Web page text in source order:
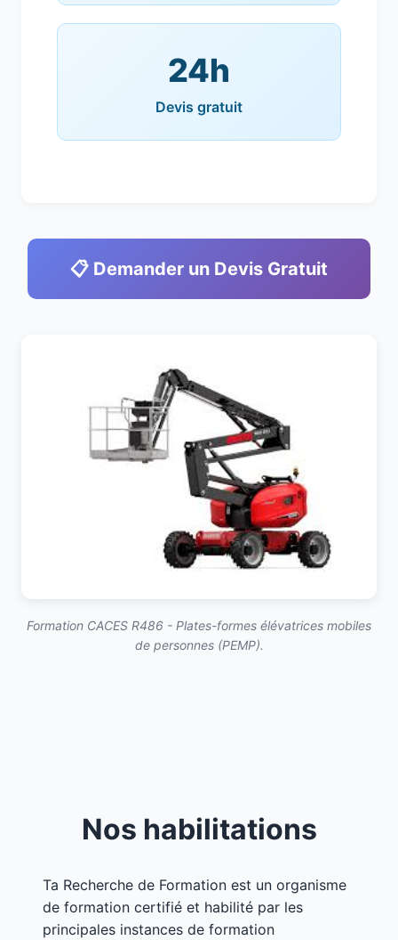
24h
Devis gratuit
📋 Demander un Devis Gratuit
Formation CACES R486 - Plates-formes élévatrices mobiles
de personnes (PEMP).
Nos habilitations
Ta Recherche de Formation est un organisme
de formation certifié et habilité par les
principales instances de formation